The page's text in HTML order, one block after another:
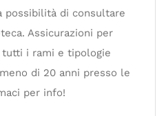
possibilità di consultare
Assicurazioni per
i rami e tipologie
di 20 anni presso le
per info!